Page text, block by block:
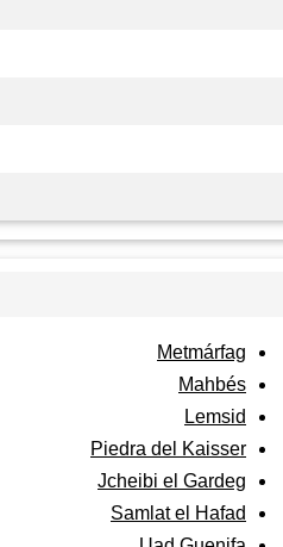
Metmárfag
Mahbés
Lemsid
Piedra del Kaisser
Jcheibi el Gardeg
Samlat el Hafad